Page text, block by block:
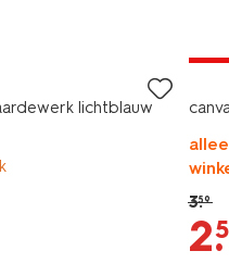
lichtblauw
3.59
2.